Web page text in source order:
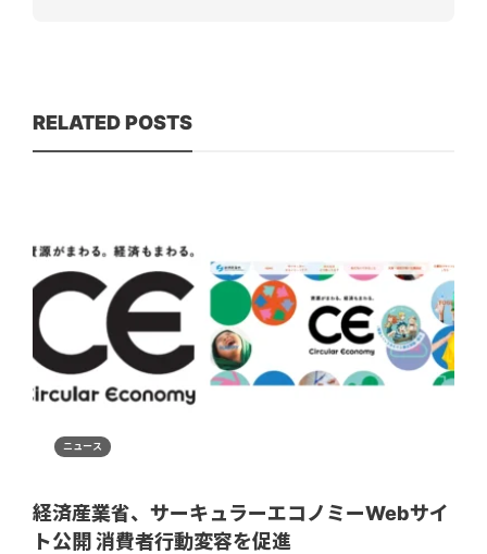
RELATED POSTS
ニュース
経済産業省、サーキュラーエコノミーWebサイ
ト公開 消費者行動変容を促進